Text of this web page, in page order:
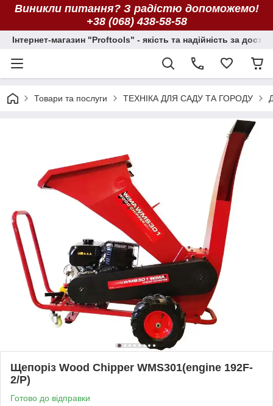
Виникли питання? З радістю допоможемо!
+38 (068) 438-58-58
Інтернет-магазин "Proftools" - якість та надійність за
Товари та послуги ТЕХНІКА ДЛЯ САДУ ТА ГОРОДУ
Щепоріз Wood Chipper WMS301(engine 192F-
2/P)
Готово до відправки